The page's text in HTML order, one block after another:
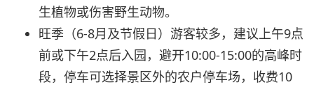
生植物或伤害野生动物。
旺季（6-8月及节假日）游客较多，建议上午9点
前或下午2点后入园，避开10:00-15:00的高峰时
段，停车可选择景区外的农户停车场，收费10